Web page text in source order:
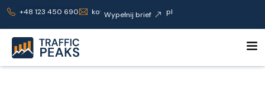
+48 123 450 690 kontakt@trafficpeaks.pl
Wypełnij brief